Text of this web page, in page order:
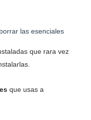
las esenciales
que rara vez
que usas a